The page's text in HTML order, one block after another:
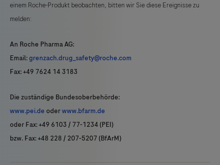
einem Roche-Produkt beobachten, bitten wir Sie diese Ereignisse zu
melden:
An Roche Pharma AG:
Email:grenzach.drug_safety@roche.com
Fax: +49 7624 14 3183
Die zuständige Bundesoberbehörde:
www.pei.de oderwww.bfarm.de
oder Fax: +49 6103 / 77-1234 (PEI)
bzw. Fax: +48 228 / 207-5207 (BfArM)